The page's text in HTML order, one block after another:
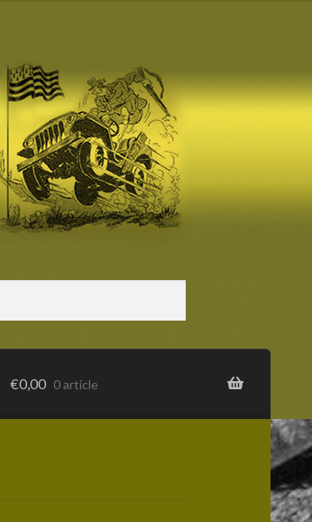
€0,00 0 article